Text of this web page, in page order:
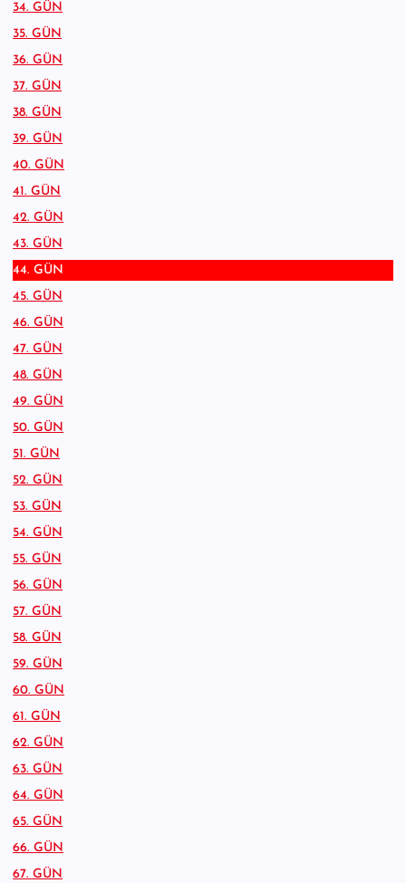
34. GÜN
35. GÜN
36. GÜN
37. GÜN
38. GÜN
39. GÜN
40. GÜN
41. GÜN
42. GÜN
43. GÜN
44. GÜN
45. GÜN
46. GÜN
47. GÜN
48. GÜN
49. GÜN
50. GÜN
51. GÜN
52. GÜN
53. GÜN
54. GÜN
55. GÜN
56. GÜN
57. GÜN
58. GÜN
59. GÜN
60. GÜN
61. GÜN
62. GÜN
63. GÜN
64. GÜN
65. GÜN
66. GÜN
67. GÜN